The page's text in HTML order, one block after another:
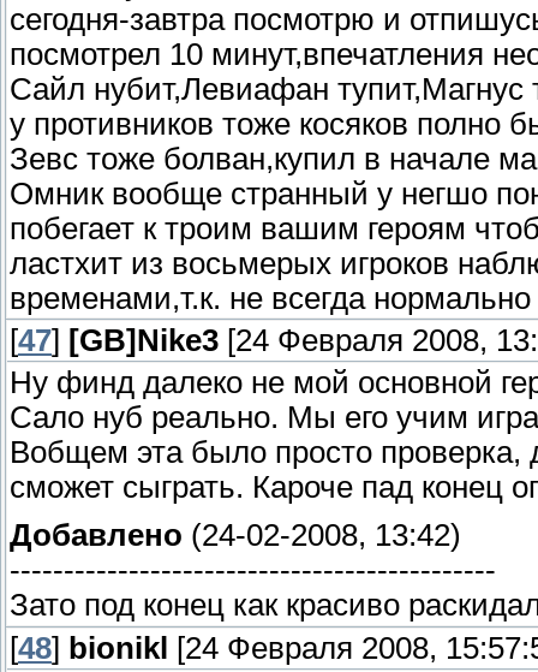
сегодня-завтра посмотрю и
посмотрел 10 минут,впечатления
Сайл нубит,Левиафан тупит,Магнус
у противников тоже косяков полно
Зевс тоже болван,купил в начале
Омник вообще странный у негшо
побегает к троим вашим героям
ластхит из восьмерых игроков
временами,т.к. не всегда
[47] [GB]Nike3 [24 Февраля 2008,
Ну финд далеко не мой основной
Сало нуб реально. Мы его учим
Вобщем эта было просто проверка,
сможет сыграть. Кароче пад конец
Добавлено (24-02-2008, 13:42)
---------------------------------------------
Зато под конец как красиво
[48] bionikl
[24 Февраля 2008,